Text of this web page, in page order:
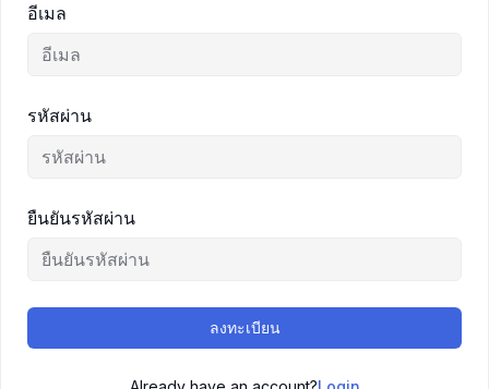
อีเมล
รหัสผ่าน
ยืนยันรหัสผ่าน
ลงทะเบียน